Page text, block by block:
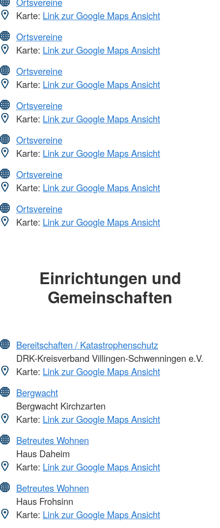
Karte: Link zur Google Maps Ansicht
Ortsvereine
Karte: Link zur Google Maps Ansicht
Ortsvereine
Karte: Link zur Google Maps Ansicht
Ortsvereine
Karte: Link zur Google Maps Ansicht
Ortsvereine
Karte: Link zur Google Maps Ansicht
Ortsvereine
Karte: Link zur Google Maps Ansicht
Ortsvereine
Karte: Link zur Google Maps Ansicht
Einrichtungen und
Gemeinschaften
Bereitschaften / Katastrophenschutz
DRK-Kreisverband Villingen-Schwenningen e.V.
Karte: Link zur Google Maps Ansicht
Bergwacht
Bergwacht Kirchzarten
Karte: Link zur Google Maps Ansicht
Betreutes Wohnen
Haus Daheim
Karte: Link zur Google Maps Ansicht
Betreutes Wohnen
Haus Frohsinn
Karte: Link zur Google Maps Ansicht